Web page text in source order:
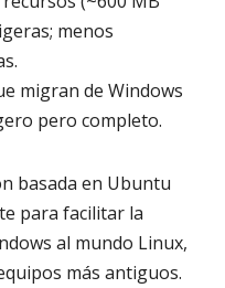
menos
migran de Windows
pero completo.
basada en Ubuntu
para facilitar la
al mundo Linux,
más antiguos.